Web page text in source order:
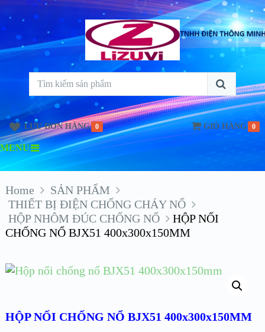
LƯU ĐƠN HÀNG 0 GIỎ HÀNG 0
MENU
Home
SẢN PHẨM
THIẾT BỊ ĐIỆN CHỐNG CHÁY NỔ
HỘP NHÔM ĐÚC CHỐNG NỔ
HỘP NỐI
CHỐNG NỔ BJX51 400x300x150MM
HỘP NỐI CHỐNG NỔ BJX51 400x300x150MM